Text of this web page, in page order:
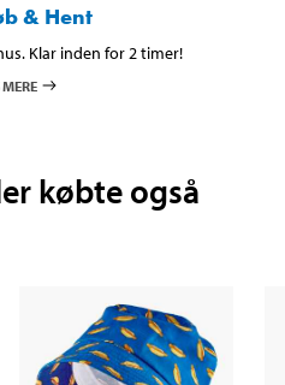
& Hent
Klar inden for 2 timer!
købte også